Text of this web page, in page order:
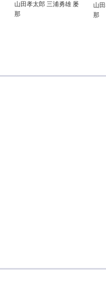
山田孝太郎 三浦勇雄 屡
那
山
那